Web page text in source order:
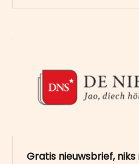
Gratis nieuwsbrief,